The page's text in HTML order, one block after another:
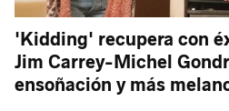
'Kidding' recupera con
Jim Carrey-Michel
ensoñación y más